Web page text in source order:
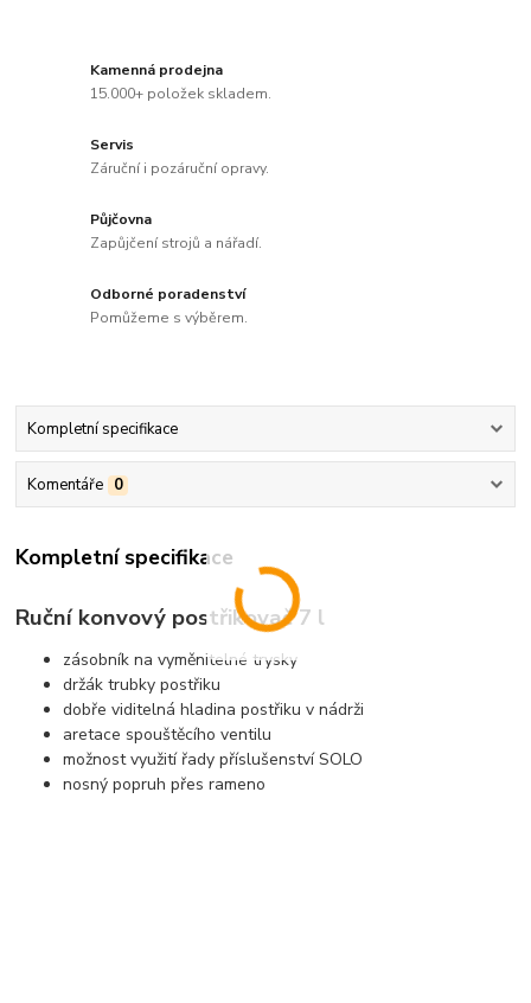
Kamenná prodejna
15.000+ položek skladem.
Servis
Záruční i pozáruční opravy.
Půjčovna
Zapůjčení strojů a nářadí.
Odborné poradenství
Pomůžeme s výběrem.
Kompletní specifikace
Komentáře 0
Kompletní specifikace
Ruční konvový postřikovač 7 l
zásobník na vyměnitelné trysky
držák trubky postřiku
dobře viditelná hladina postřiku v nádrži
aretace spouštěcího ventilu
možnost využití řady příslušenství SOLO
nosný popruh přes rameno